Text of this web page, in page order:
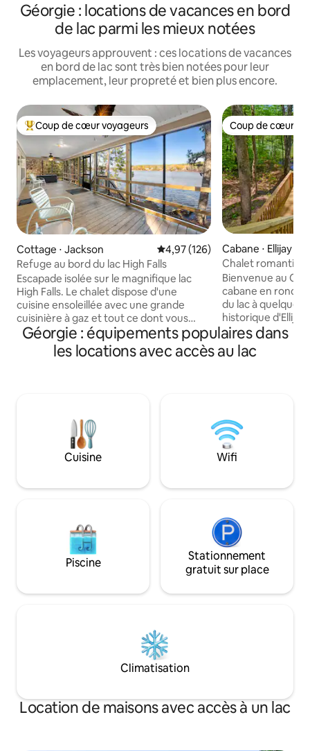
Géorgie : locations de vacances en bord
de lac parmi les mieux notées
Les voyageurs approuvent : ces locations de vacances
en bord de lac sont très bien notées pour leur
emplacement, leur propreté et bien plus encore.
Coups de cœur voyageurs les plus appréciés
Coup de cœur voyageurs
Cottage ⋅ Jackson Évaluation moyenne sur la
4,97 (126)
Refuge au bord du lac High Falls
Escapade isolée sur le magnifique lac
High Falls. Le chalet dispose d'une
cuisine ensoleillée avec une grande
cuisinière à gaz et tout ce dont vous
avez besoin (mais pas de lave-vaisselle),
un salon confortable avec une
excellente connexion Wi-Fi et une
barbecue à gaz, un foyer, 2 kayaks, un
quai et plus encore ! Situé à environ une
heure au sud d'ATL et à seulement
2 miles de l'I-75. Venez profiter et vous
de lac qui se trouve à seulement
Coup de cœur
Coup de cœur
Cabane ⋅ Ellijay
Chalet
du lac | Bain à
Bienvenue au
cabane en
du lac à
historique d'Ellijay et
un tout nouveau
surélevée
Emplacement
connectée 65
acceptés ~ Lit
bain attenante
préférée sur la
faune !
Géorgie : équipements populaires dans
les locations avec accès au lac
Cuisine Wifi
Piscine
Stationnement
gratuit sur place
Climatisation
Location de maisons avec accès à un lac